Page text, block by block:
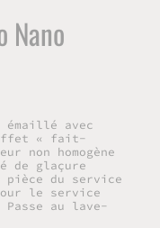
Nano
émaillé avec
« fait-
non homogène
de glaçure
pièce du service
le service
au lave-